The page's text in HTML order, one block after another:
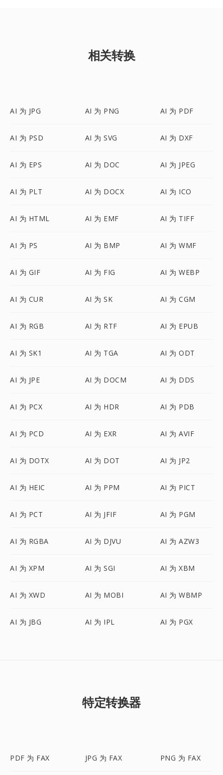
相关转换
AI 为 JPG AI 为 PNG AI 为 PDF
AI 为 PSD AI 为 SVG AI 为 DXF
AI 为 EPS AI 为 DOC AI 为 JPEG
AI 为 PLT AI 为 DOCX AI 为 ICO
AI 为 HTML AI 为 EMF AI 为 TIFF
AI 为 PS AI 为 BMP AI 为 WMF
AI 为 GIF AI 为 FIG AI 为 WEBP
AI 为 CUR AI 为 SK AI 为 CGM
AI 为 RGB AI 为 RTF AI 为 EPUB
AI 为 SK1 AI 为 TGA AI 为 ODT
AI 为 JPE AI 为 DOCM AI 为 DDS
AI 为 PCX AI 为 HDR AI 为 PDB
AI 为 PCD AI 为 EXR AI 为 AVIF
AI 为 DOTX AI 为 DOT AI 为 JP2
AI 为 HEIC AI 为 PPM AI 为 PICT
AI 为 PCT AI 为 JFIF AI 为 PGM
AI 为 RGBA AI 为 DJVU AI 为 AZW3
AI 为 XPM AI 为 SGI AI 为 XBM
AI 为 XWD AI 为 MOBI AI 为 WBMP
AI 为 JBG AI 为 IPL AI 为 PGX
特定转换器
PDF 为 FAX JPG 为 FAX PNG 为 FAX